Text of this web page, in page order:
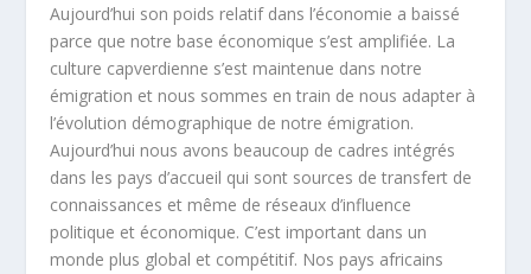
Aujourd’hui son poids relatif dans l’économie a baissé
parce que notre base économique s’est amplifiée. La
culture capverdienne s’est maintenue dans notre
émigration et nous sommes en train de nous adapter à
l’évolution démographique de notre émigration.
Aujourd’hui nous avons beaucoup de cadres intégrés
dans les pays d’accueil qui sont sources de transfert de
connaissances et même de réseaux d’influence
politique et économique. C’est important dans un
monde plus global et compétitif. Nos pays africains